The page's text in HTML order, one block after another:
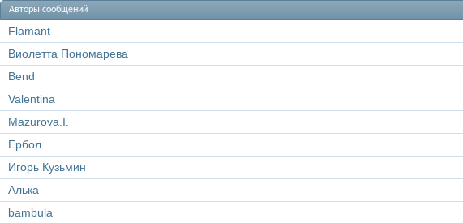
Авторы сообщений
Flamant
Виолетта Пономарева
Bend
Valentina
Mazurova.I.
Ербол
Игорь Кузьмин
Алька
bambula